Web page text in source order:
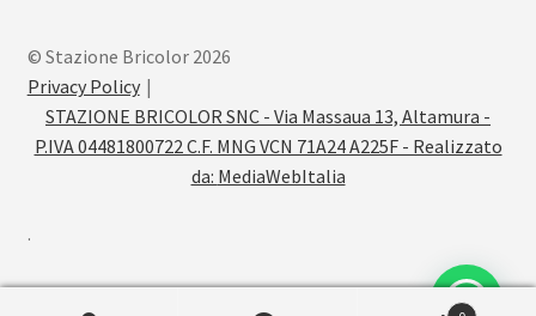
© Stazione Bricolor 2026
Privacy Policy
STAZIONE BRICOLOR SNC - Via Massaua 13, Altamura -
P.IVA 04481800722 C.F. MNG VCN 71A24 A225F - Realizzato
da: MediaWebItalia
.